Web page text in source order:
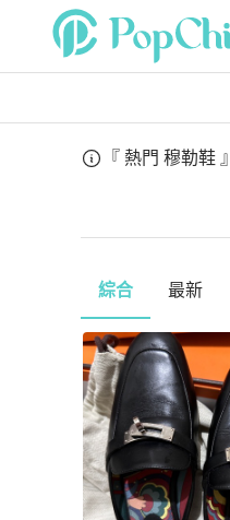
『 熱門 穆勒鞋 』
綜合 最新